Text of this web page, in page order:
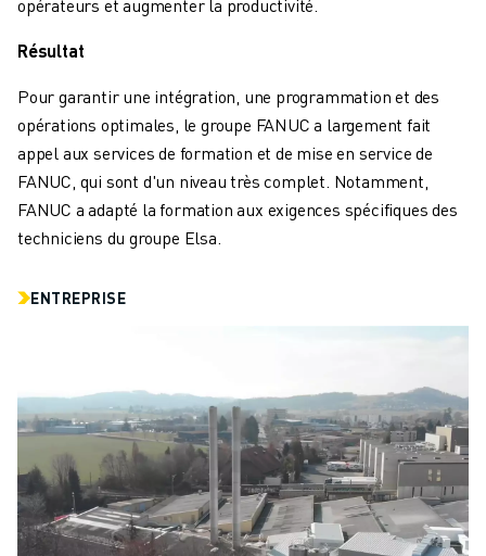
FORMATION ET ÉDUCATION
SOLUTIONS POUR L'ÉDUCATION
WORLDSKILLS ET JEUNES TALENTS
ÉVÉNEMENTS ÉDUCATIFS
ACTUALITÉS ET MÉDIAS
ACTUALITÉS ET MÉDIAS
EVÉNEMENTS
A PROPOS DE FANUC
DÉVELOPPEMENT DURABLE
CARRIÈRE
FAÇONNEZ VOTRE AVENIR AVEC FANUC
REJOIGNEZ-NOUS
CONTACT
CONTACT
opérateurs et augmenter la productivité.
Résultat
Pour garantir une intégration, une programmation et des
opérations optimales, le groupe FANUC a largement fait
appel aux services de formation et de mise en service de
FANUC, qui sont d'un niveau très complet. Notamment,
FANUC a adapté la formation aux exigences spécifiques des
techniciens du groupe Elsa.
ENTREPRISE